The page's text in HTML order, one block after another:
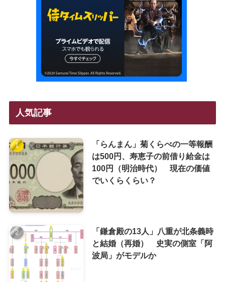
人気記事
「らんまん」菊くらべの一等報酬
は500円、寿恵子の前借り給金は
100円（明治時代） 現在の価値
でいくらくらい？
「鎌倉殿の13人」八重が北条義時
と結婚（再婚） 史実の側室「阿
波局」がモデルか